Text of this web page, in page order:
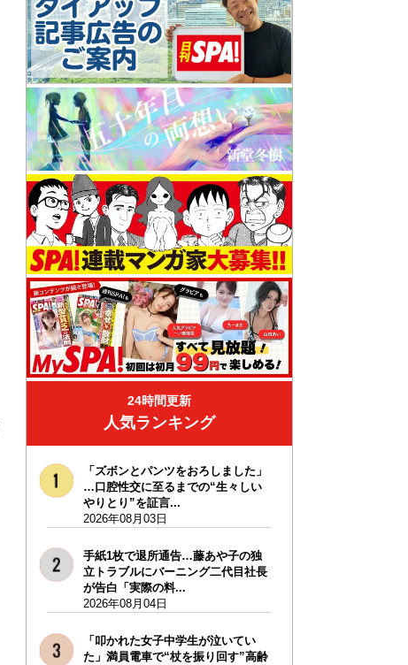
24時間更新
人気ランキング
「ズボンとパンツをおろしました」
…口腔性交に至るまでの“生々しい
やりとり”を証言...
2026年08月03日
手紙1枚で退所通告…藤あや子の独
立トラブルにバーニング二代目社長
が告白「実際の料...
2026年08月04日
「叩かれた女子中学生が泣いてい
た」満員電車で“杖を振り回す”高齢